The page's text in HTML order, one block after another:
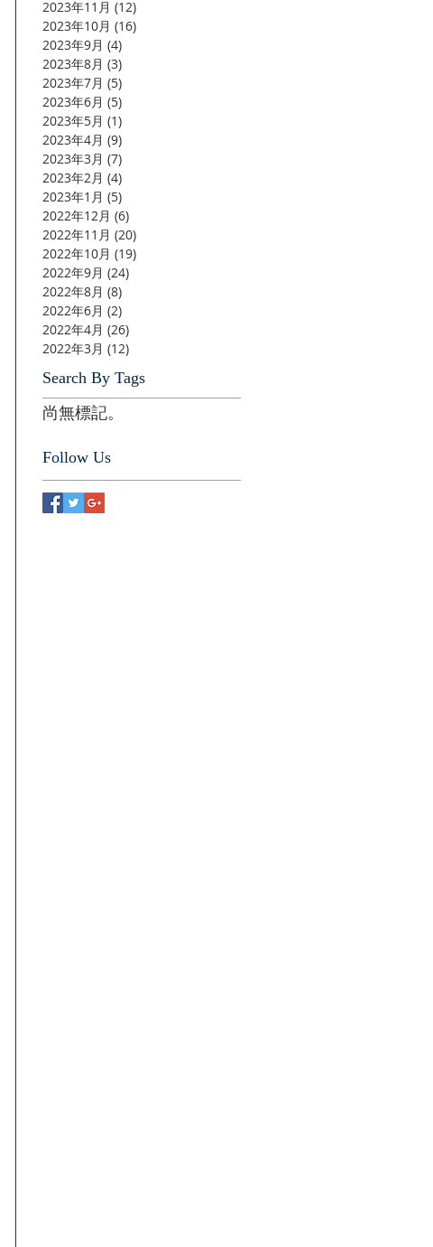
2023年11月 (12)
2023年10月 (16)
2023年9月 (4)
2023年8月 (3)
2023年7月 (5)
2023年6月 (5)
2023年5月 (1)
2023年4月 (9)
2023年3月 (7)
2023年2月 (4)
2023年1月 (5)
2022年12月 (6)
2022年11月 (20)
2022年10月 (19)
2022年9月 (24)
2022年8月 (8)
2022年6月 (2)
2022年4月 (26)
2022年3月 (12)
Search By Tags
尚無標記。
Follow Us